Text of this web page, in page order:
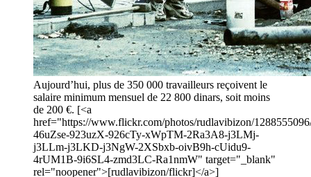
Aujourd’hui, plus de 350 000 travailleurs reçoivent le
salaire minimum mensuel de 22 800 dinars, soit moins
de 200 €. [<a
href="https://www.flickr.com/photos/rudlavibizon/
46uZse-923uzX-926cTy-xWpTM-2Ra3A8-j3LMj-
j3LLm-j3LKD-j3NgW-2XSbxb-oivB9h-cUidu9-
4rUM1B-9i6SL4-zmd3LC-Ra1nmW" target="_blank"
rel="noopener">[rudlavibizon/flickr]</a>]